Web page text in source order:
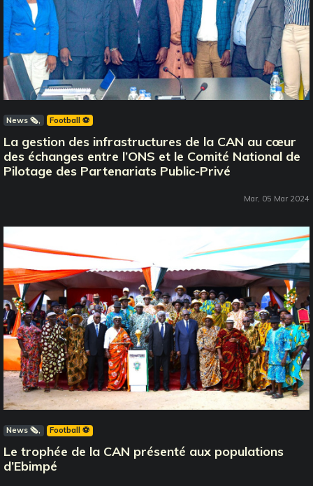
News 🗞️ Football ⚽️
La gestion des infrastructures de la CAN au cœur
des échanges entre l’ONS et le Comité National de
Pilotage des Partenariats Public-Privé
Mar, 05 Mar 2024
News 🗞️ Football ⚽️
Le trophée de la CAN présenté aux populations
d’Ebimpé